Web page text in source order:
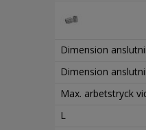
Dimension
Dimension
Max. arbetstryck
L